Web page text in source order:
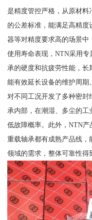
是精度管控严格，从原材
的公差标准，能满足高精
器等对精度要求高的场景
使用寿命表现，NTN采用
承的硬度和抗疲劳性能，长
能有效延长设备的维护周
对不同工况开发了多种密
承内部，在潮湿、多尘的
低故障概率。此外，NTN
重载轴承都有成熟产品线，
领域的需求，整体可靠性得